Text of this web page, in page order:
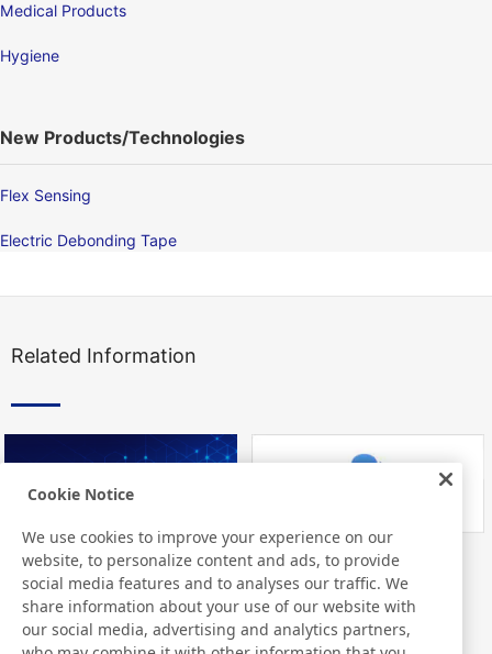
Medical Products
Hygiene
New Products/Technologies
Flex Sensing
Electric Debonding Tape
Related Information
Nitto Library FAQ about Products
Cookie Notice
We use cookies to improve your experience on our
website, to personalize content and ads, to provide
social media features and to analyses our traffic. We
share information about your use of our website with
our social media, advertising and analytics partners,